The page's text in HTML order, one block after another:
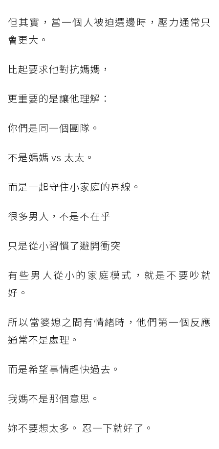
但其實，當一個人被迫選邊時，壓力通常只
會更大。
比起要求他對抗媽媽，
更重要的是讓他理解：
你們是同一個團隊。
不是媽媽 vs 太太。
而是一起守住小家庭的界線。
很多男人，不是不在乎
只是從小習慣了避開衝突
有些男人從小的家庭模式，就是不要吵就
好。
所以當婆媳之間有情緒時，他們第一個反應
通常不是處理。
而是希望事情趕快過去。
我媽不是那個意思。
妳不要想太多。 忍一下就好了。